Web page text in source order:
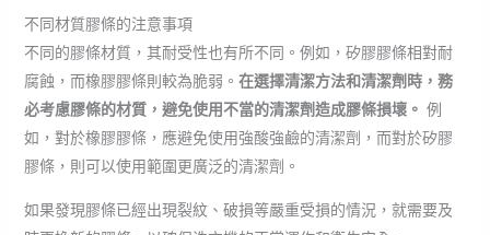
不同材質膠條的注意事項
不同的膠條材質，其耐受性也有所不同。例如，矽膠膠條相對耐
腐蝕，而橡膠膠條則較為脆弱。 在選擇清潔方法和清潔劑時，務
必考慮膠條的材質，避免使用不當的清潔劑造成膠條損壞。 例
如，對於橡膠膠條，應避免使用強酸強鹼的清潔劑，而對於矽膠
膠條，則可以使用範圍更廣泛的清潔劑。
如果發現膠條已經出現裂紋、破損等嚴重受損的情況，就需要及